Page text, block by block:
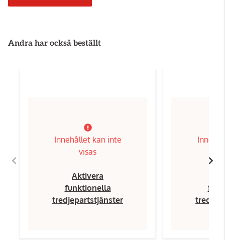
Andra har också beställt
Innehållet kan inte
visas
Aktivera
funktionella
tredjepartstjänster